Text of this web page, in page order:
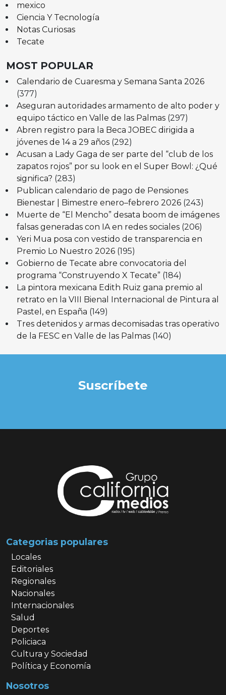
mexico
Ciencia Y Tecnología
Notas Curiosas
Tecate
MOST POPULAR
Calendario de Cuaresma y Semana Santa 2026
(377)
Aseguran autoridades armamento de alto poder y
equipo táctico en Valle de las Palmas (297)
Abren registro para la Beca JOBEC dirigida a
jóvenes de 14 a 29 años (292)
Acusan a Lady Gaga de ser parte del “club de los
zapatos rojos” por su look en el Super Bowl: ¿Qué
significa? (283)
Publican calendario de pago de Pensiones
Bienestar | Bimestre enero–febrero 2026 (243)
Muerte de “El Mencho” desata boom de imágenes
falsas generadas con IA en redes sociales (206)
Yeri Mua posa con vestido de transparencia en
Premio Lo Nuestro 2026 (195)
Gobierno de Tecate abre convocatoria del
programa “Construyendo X Tecate” (184)
La pintora mexicana Edith Ruiz gana premio al
retrato en la VIII Bienal Internacional de Pintura al
Pastel, en España (149)
Tres detenidos y armas decomisadas tras operativo
de la FESC en Valle de las Palmas (140)
Suscríbete
Categorias populares
Locales
Editoriales
Regionales
Nacionales
Internacionales
Salud
Deportes
Policiaca
Cultura y Sociedad
Política y Economía
Nosotros